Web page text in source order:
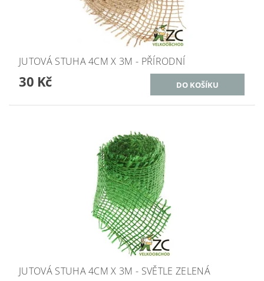
JUTOVÁ STUHA 4CM X 3M - PŘÍRODNÍ
30 Kč
JUTOVÁ STUHA 4CM X 3M - SVĚTLE ZELENÁ